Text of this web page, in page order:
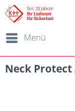
Menü
Neck